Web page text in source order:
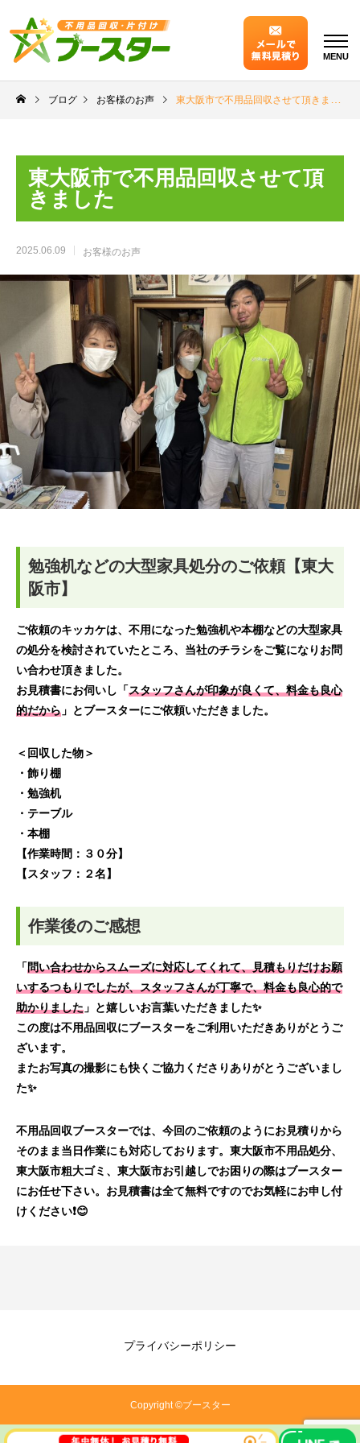
MENU
ブログ お客様のお声 東大阪市で不用品回収させて頂きました
東大阪市で不用品回収させて頂
きました
2025.06.09 お客様のお声
勉強机などの大型家具処分のご依頼【東大
阪市】
ご依頼のキッカケは、不用になった勉強机や本棚などの大型家具
の処分を検討されていたところ、当社のチラシをご覧になりお問
い合わせ頂きました。
お見積書にお伺いし「スタッフさんが印象が良くて、料金も良心
的だから 」とブースターにご依頼いただきました。
＜回収した物＞
・飾り棚
・勉強机
・テーブル
・本棚
【作業時間：３０分】
【スタッフ：２名】
作業後のご感想
「問い合わせからスムーズに対応してくれて、見積もりだけお願
いするつもりでしたが、スタッフさんが丁寧で、料金も良心的で
助かりました 」と嬉しいお言葉いただきました✨
この度は不用品回収にブースターをご利用いただきありがとうご
ざいます。
またお写真の撮影にも快くご協力くださりありがとうございまし
た✨
不用品回収ブースターでは、今回のご依頼のようにお見積りから
そのまま当日作業にも対応しております。東大阪市不用品処分、
東大阪市粗大ゴミ、東大阪市お引越しでお困りの際はブースター
にお任せ下さい。お見積書は全て無料ですのでお気軽にお申し付
けください❗️😊
プライバシーポリシー
Copyright ©ブースター